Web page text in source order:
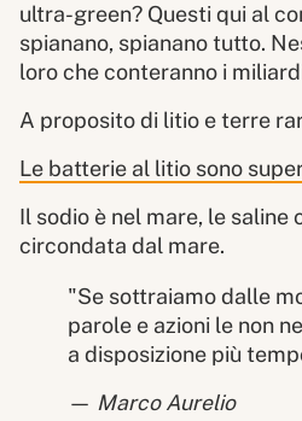
ultra-green? Questi qui al
spianano, spianano tutto.
loro che conteranno i
A proposito di litio e terre
Le batterie al litio sono
Il sodio è nel mare, le saline
circondata dal mare.
"Se sottraiamo dalle
parole e azioni le non
a disposizione più
— Marco Aurelio